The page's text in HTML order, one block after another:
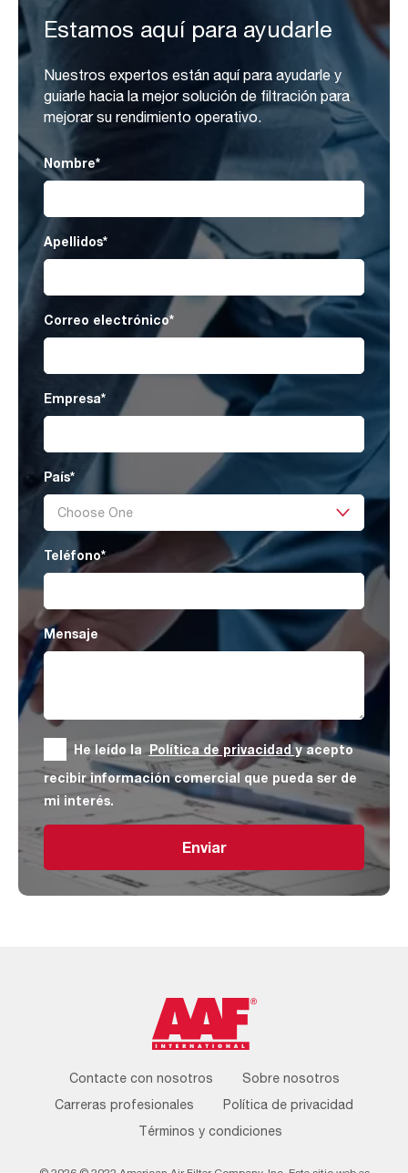
Estamos aquí para ayudarle
Nuestros expertos están aquí para ayudarle y
guiarle hacia la mejor solución de filtración para
mejorar su rendimiento operativo.
Nombre*
Apellidos*
Correo electrónico*
Empresa*
País*
Teléfono*
Mensaje
He leído laPolítica de privacidady acepto
recibir información comercial que pueda ser de
mi interés.
Enviar
Footer
Menu
Contacte con nosotros
Sobre nosotros
Carreras profesionales
Política de privacidad
Términos y condiciones